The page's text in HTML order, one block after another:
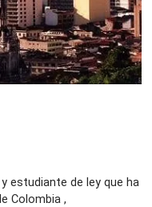
estudiante de ley que ha
Colombia ,